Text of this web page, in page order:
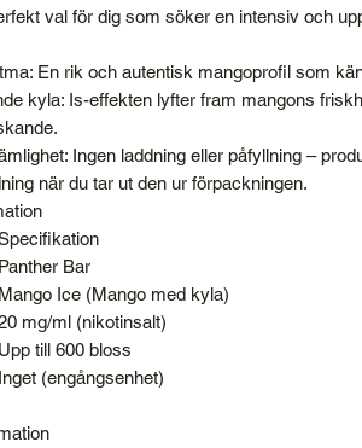
val för dig som söker en intensiv och
En rik och autentisk mangoprofil som
kyla: Is-effekten lyfter fram mangons
Ingen laddning eller påfyllning –
när du tar ut den ur förpackningen.
Panther Bar
Mango Ice (Mango med kyla)
mg/ml (nikotinsalt)
Upp till 600 bloss
Inget (engångsenhet)